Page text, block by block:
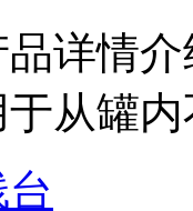
详情
从罐